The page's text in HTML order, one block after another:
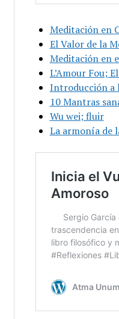
Meditación en
El Valor de la
Meditación en
L’Amour Fou;
Introducción a
10 Mantras
Wu wei; fluir
La armonía de